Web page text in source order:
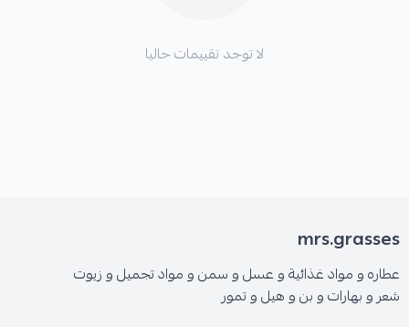
لا توجد تقييمات حاليا
mrs.grasses
عطاره و مواد غذائية و عسل و سمن و مواد تجميل و زيوت
شعر و بهارات و بن و هيل و تمور